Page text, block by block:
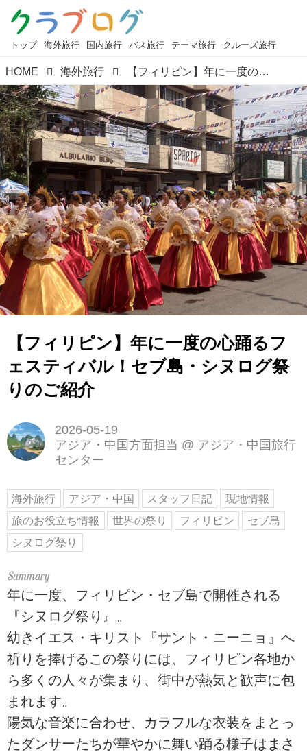
トップ 海外旅行 国内旅行 バス旅行 テーマ旅行 クルーズ旅行
HOME 海外旅行 【フィリピン】年に一度の心踊るフェスティバル！セブ島・シヌログ祭りのご紹介
【フィリピン】年に一度の心踊るフ
ェスティバル！セブ島・シヌログ祭
りのご紹介
2026-05-19
アジア・中国方面担当 @ アジア・中国旅行
センター
海外旅行 アジア・中国 スタッフ日記
現地情報
旅のお役立ち情報
世界の祭り フィリピン
セブ島
シヌログ祭り
年に一度、フィリピン・セブ島で開催される
『シヌログ祭り』。
幼きイエス・キリスト『サント・ニーニョ』へ
祈りを捧げるこの祭りには、フィリピン各地か
ら多くの人々が集まり、街中が熱気と歓声に包
まれます。
陽気な音楽に合わせ、カラフルな衣装をまとっ
たダンサーたちが華やかに舞い踊る様子はまさ